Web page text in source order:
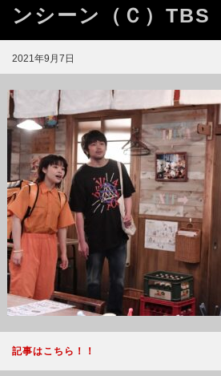
ンシーン（Ｃ）TBS
2021年9月7日
記事はこちら！！